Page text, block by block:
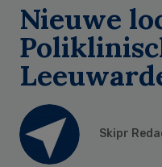
Nieuwe
Skipr